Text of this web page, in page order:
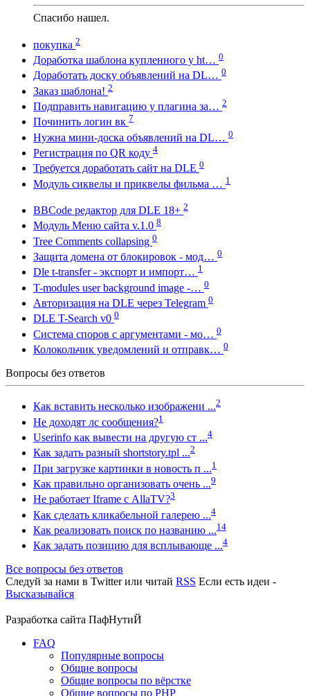
Спасибо нашел.
покупка 2
Доработка шаблона купленного у ht… 0
Доработать доску объявлений на DL… 0
Заказ шаблона! 2
Подправить навигацию у плагина за… 2
Починить логин вк 7
Нужна мини-доска объявлений на DL… 0
Регистрация по QR коду 4
Требуется доработать сайт на DLE 0
Модуль сиквелы и приквелы фильма … 1
BBCode редактор для DLE 18+ 2
Модуль Меню сайта v.1.0 8
Tree Comments collapsing 0
Защита домена от блокировок - мод… 0
Dle t-transfer - экспорт и импорт… 1
T-modules user background image -… 0
Авторизация на DLE через Telegram 0
DLE T-Search v0 0
Система споров с аргументами - мо… 0
Колокольчик уведомлений и отправк… 0
Вопросы без ответов
Как вставить несколько изображени ...2
Не доходят лс сообщения?1
Userinfo как вывести на другую ст ...4
Как задать разный shortstory.tpl ...2
При загрузке картинки в новость п ...1
Как правильно организовать очень ...9
Не работает Iframe с AllaTV?3
Как сделать кликабельной галерею ...4
Как реализовать поиск по названию ...14
Как задать позицию для всплывающе ...4
Все вопросы без ответов
Следуй за нами в Twitterили читай RSS Если есть идеи -
Высказывайся
Разработка сайта ПафНутиЙ
FAQ
Популярные вопросы
Общие вопросы
Общие вопросы по вёрстке
Общие вопросы по PHP